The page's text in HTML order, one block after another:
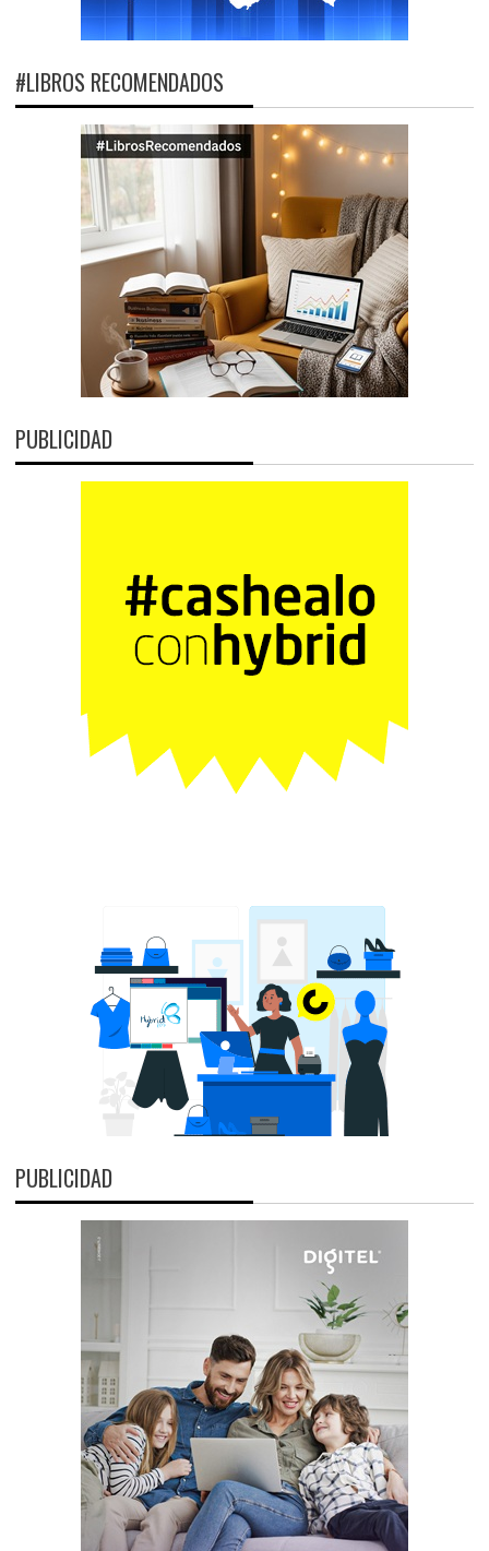
#LIBROS RECOMENDADOS
PUBLICIDAD
PUBLICIDAD